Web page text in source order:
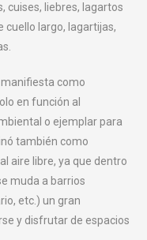
cuises, liebres, lagartos
cuello largo, lagartijas,
manifiesta como
en función al
o ejemplar para
también como
aire libre, ya que dentro
muda a barrios
etc.) un gran
y disfrutar de espacios